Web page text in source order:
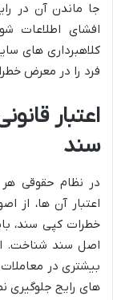
جا ماندن آن در
افشای اطلاعات
کلاهبرداری های
فرد را در معرض
اعتبار
سند
در نظام حقوقی هر
اعتبار آن ها، از
خطرات کپی سند،
اصل سند شناخت.
بیشتری در
های رایج جلوگیری